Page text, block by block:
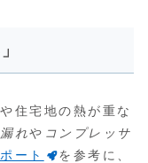
住宅地の熱が重な
れや コンプレッサ
ート
を参考に、